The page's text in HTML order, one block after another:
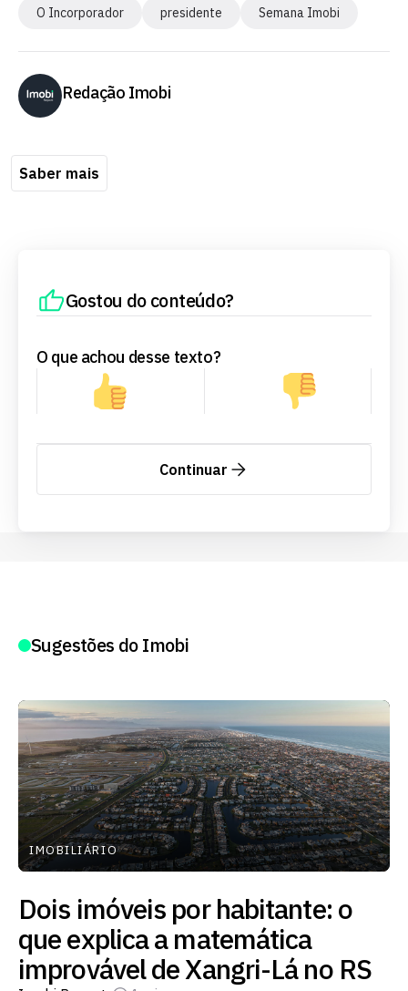
O Incorporador
presidente Semana Imobi
Redação Imobi
Saber mais
Gostou do conteúdo?
O que achou desse texto?
Continuar
Sugestões do Imobi
IMOBILIÁRIO
Dois imóveis por habitante: o
que explica a matemática
improvável de Xangri-Lá no RS